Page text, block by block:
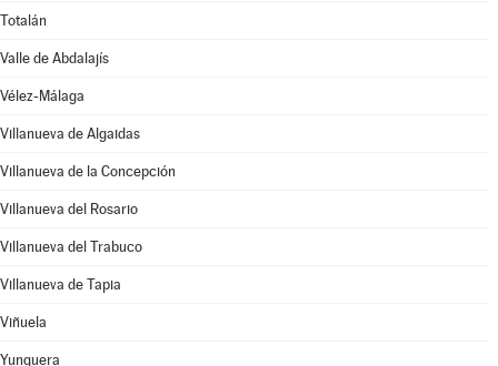
Totalán
Valle de Abdalajís
Vélez-Málaga
Villanueva de Algaidas
Villanueva de la Concepción
Villanueva del Rosario
Villanueva del Trabuco
Villanueva de Tapia
Viñuela
Yunquera